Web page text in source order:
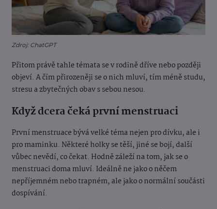
Zdroj: ChatGPT
Přitom právě tahle témata se v rodině dříve nebo později
objeví. A čím přirozeněji se o nich mluví, tím méně studu,
stresu a zbytečných obav s sebou nesou.
Když dcera čeká první menstruaci
První menstruace bývá velké téma nejen pro dívku, ale i
pro maminku. Některé holky se těší, jiné se bojí, další
vůbec nevědí, co čekat. Hodně záleží na tom, jak se o
menstruaci doma mluví. Ideálně ne jako o něčem
nepříjemném nebo trapném, ale jako o normální součásti
dospívání.